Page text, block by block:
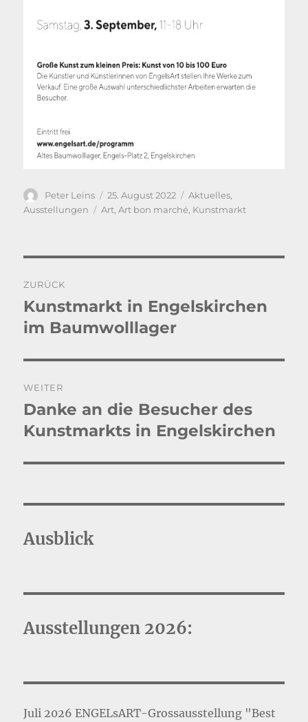
Autor
Peter Leins
Veröffentlicht
am
25. August 2022 Kategorien
Aktuelles,
Ausstellungen
Schlagwörter
Art,Art bon marché, Kunstmarkt
ZURÜCK
Vorheriger
Beitrag:
Kunstmarkt in Engelskirchen
im Baumwolllager
WEITER
Nächster
Beitrag:
Danke an die Besucher des
Kunstmarkts in Engelskirchen
Ausblick
Ausstellungen 2026:
Juli 2026 ENGELsART-Grossausstellung "Best